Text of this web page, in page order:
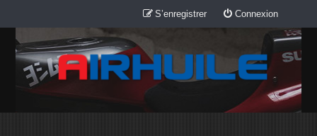
Connexion
S’enregistrer